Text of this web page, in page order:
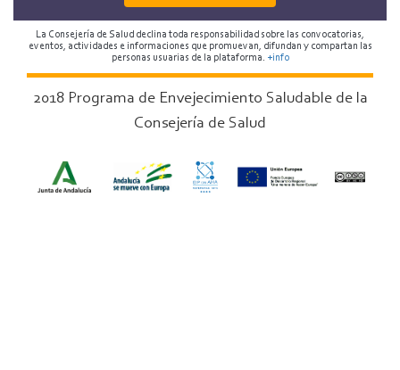
La Consejería de Salud declina toda responsabilidad sobre las convocatorias,
eventos, actividades e informaciones que promuevan, difundan y compartan las
personas usuarias de la plataforma. +info
2018 Programa de Envejecimiento Saludable de la
Consejería de Salud